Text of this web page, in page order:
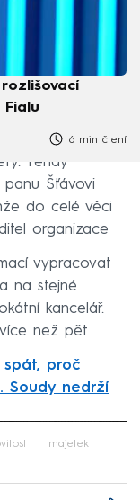
6 min čtení
Tehdy
Šťávovi
do celé věci
organizace
vypracovat
na stejné
kancelář.
než pět
spát, proč
Soudy nedrží
majetek